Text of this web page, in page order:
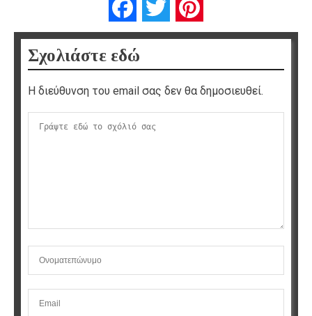
FacebookTwitter
Σχολιάστε εδώ
Η διεύθυνση του email σας δεν θα δημοσιευθεί.